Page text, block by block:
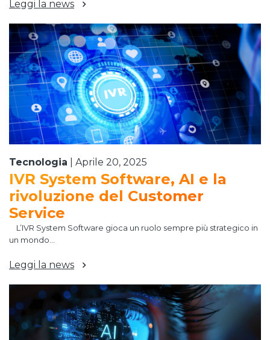
Leggi la news
Tecnologia Aprile 20, 2025
IVR System Software, AI e la
rivoluzione del Customer
Service
L’IVR System Software gioca un ruolo sempre più strategico in
un mondo...
Leggi la news